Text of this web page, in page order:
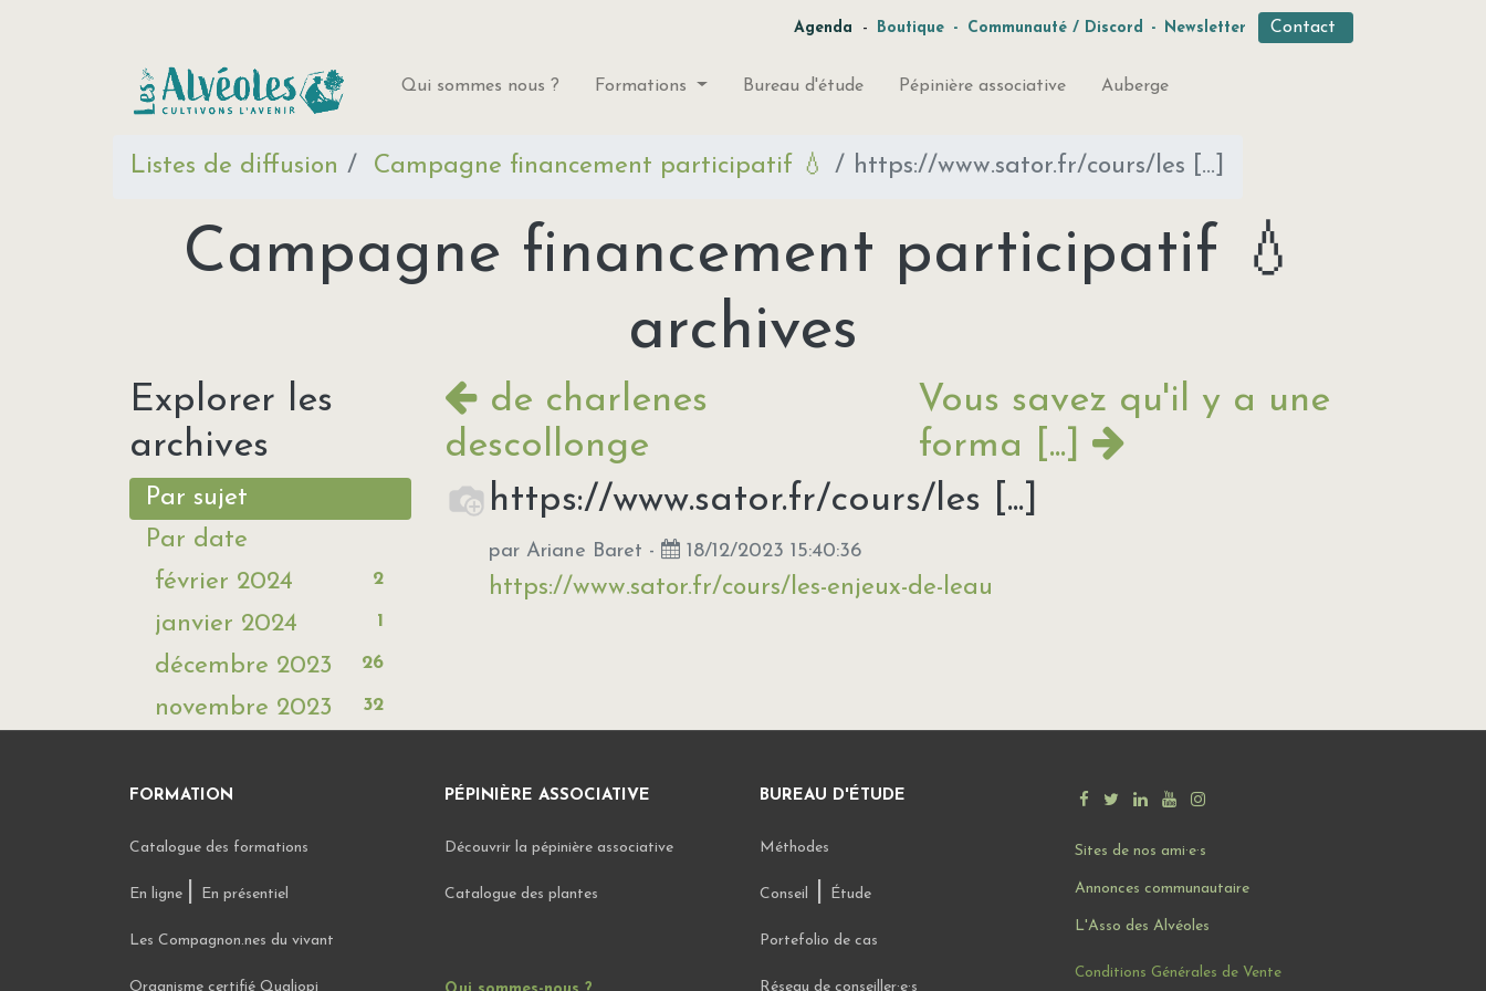
Agenda - Boutique - Communauté / Discord - Newsletter Contact
Qui sommes nous ? Formations Bureau d'étude Pépinière associative Auberge
Listes de diffusion Campagne financement participatif 💧 https://www.sator.fr/cours/les [...]
Campagne financement participatif 💧
archives
Explorer les
archives
Par sujet
Par date
février 2024
2
janvier 2024 1
décembre 2023 26
novembre 2023 32
de charlenes
descollonge
Vous savez qu'il y a une
forma [...]
https://www.sator.fr/cours/les [...]
par Ariane Baret - 18/12/2023 15:40:36
https://www.sator.fr/cours/les-enjeux-de-leau
FORMATION
Catalogue des formations
En ligne En présentiel
Les Compagnon.nes du vivant
Organisme certifié Qualiopi
PÉPINIÈRE ASSOCIATIVE
Découvrir la pépinière associative
Catalogue des plantes
BUREAU D'ÉTUDE
Méthodes
Conseil Étude
Portefolio de cas
Réseau de conseiller·e·s
Sites de nos ami·e·s
Annonces communautaire
L'Asso des Alvéoles
Conditions Générales de Vente